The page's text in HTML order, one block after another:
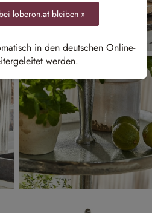
bei loberon.at bleiben »
in den deutschen Online-
werden.